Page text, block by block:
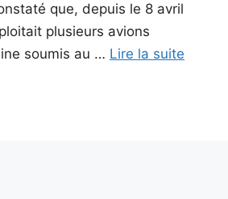
que, depuis le 8 avril
plusieurs avions
soumis au … Lire la suite